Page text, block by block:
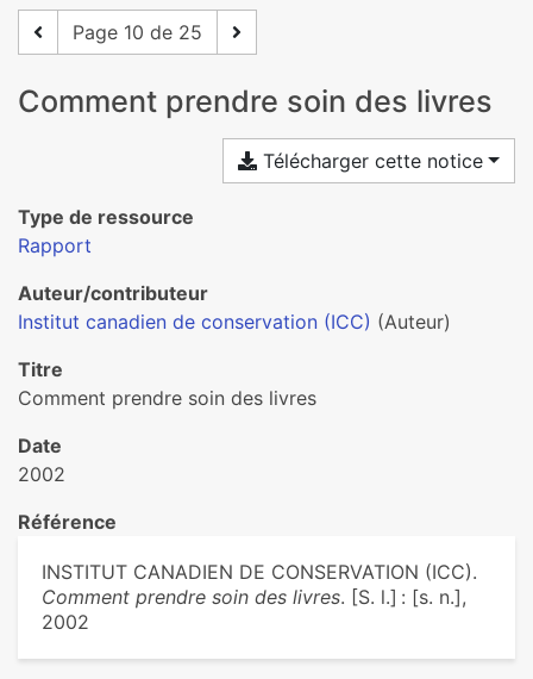
Page 10 de 25
Comment prendre soin des livres
Télécharger cette notice
Type de ressource
Rapport
Auteur/contributeur
Institut canadien de conservation (ICC) (Auteur)
Titre
Comment prendre soin des livres
Date
2002
Référence
INSTITUT CANADIEN DE CONSERVATION (ICC).
Comment prendre soin des livres. [S. l.] : [s. n.],
2002